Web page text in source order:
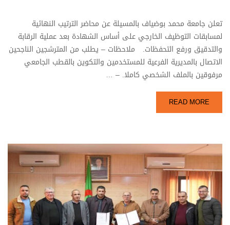
تعلن جامعة محمد بوضياف بالمسيلة عن محاضر الترتيب النهائية
لمسابقات التوظيف الخارجي على أساس الشهادة بعد عملية الرقابة
والتدقيق ورفع التحفظات. ملاحظات – يطلب من المترشجين الناجحين
الاتصال بالمديرية الفرعية للمستخدمين والتكوين بالقطب الجامعي
مرفوقين بالملف الشخصي كاملا. – …
READ MORE